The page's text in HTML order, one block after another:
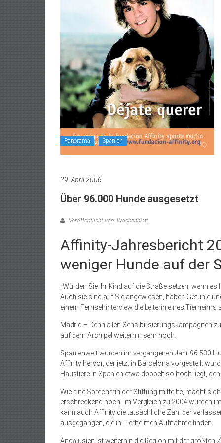
Panorama Spanien
29. April 2006
Über 96.000 Hunde ausgesetzt
Veröffentlicht von: Wochenblatt
Affinity-Jahresbericht
weniger Hunde auf der
„Würden Sie ihr Kind auf die Straße setzen, wenn
Auch sie sind auf Sie angewiesen, haben Gefühle
einem Fernsehinterview die Leiterin eines Tierheims
Madrid – Denn allen Sensibilisierungskampagnen
auf dem Archipel weiterhin sehr hoch.
Spanienweit wurden im vergangenen Jahr 96.530
Affinity hervor, der jetzt in Barcelona vorgestellt
Haustiere in Spanien etwa doppelt so hoch liegt,
Wie eine Sprecherin der Stiftung mitteilte, macht
erschreckend hoch. Im Vergleich zu 2004 wurden
kann auch Affinity die tatsächliche Zahl der
ausgegangen, die in Tierheimen Aufnahme finden.
Andalusien ist weiterhin die Region mit der größten